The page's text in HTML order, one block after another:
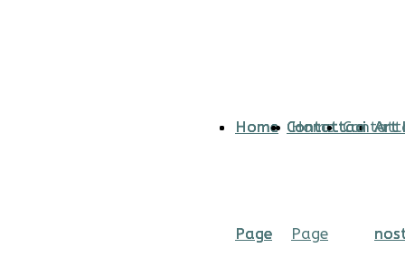
Home
Page
Contattaci Art
Home
Page
Contattaci Art
Home
Page
Contattaci Art
Home
Page